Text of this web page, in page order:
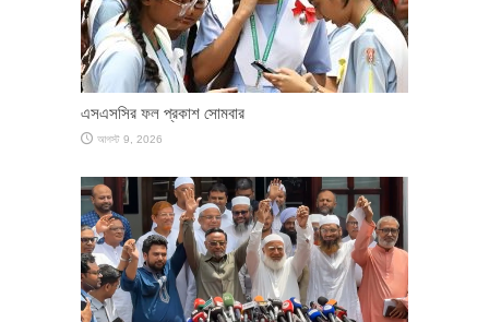
এসএসসির ফল প্রকাশ সোমবার
আগস্ট 9, 2026